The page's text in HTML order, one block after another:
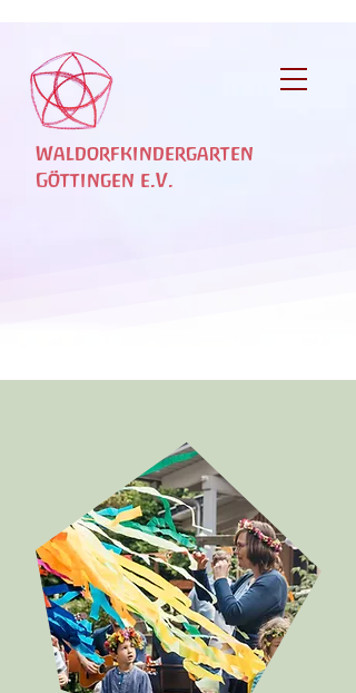
Waldorfkindergarten
Göttingen e.V.